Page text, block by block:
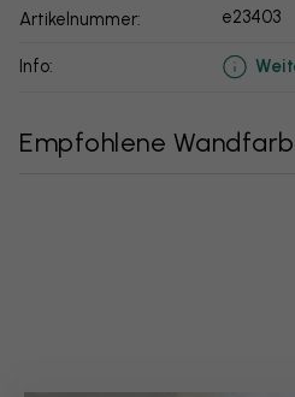
Artikelnummer: e23403
info:
Empfohlene